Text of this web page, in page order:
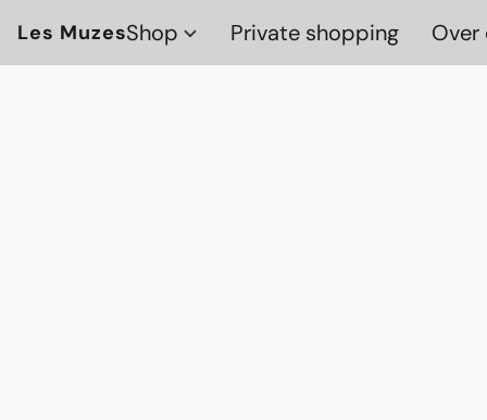
Les MuzesShop Private shopping Over